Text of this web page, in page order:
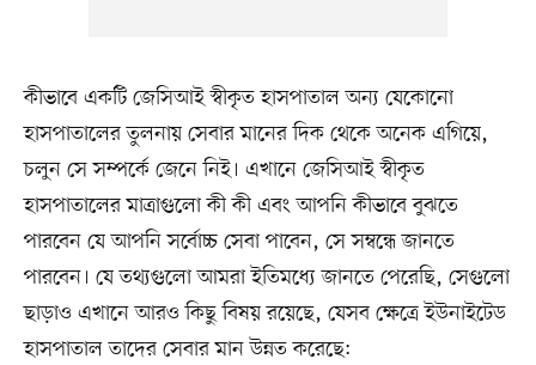
কীভাবে একটি জেসিআই স্বীকৃত হাসপাতাল অন্য যেকোনো
হাসপাতালের তুলনায় সেবার মানের দিক থেকে অনেক এগিয়ে,
চলুন সে সম্পর্কে জেনে নিই। এখানে জেসিআই স্বীকৃত
হাসপাতালের মাত্রাগুলো কী কী এবং আপনি কীভাবে বুঝতে
পারবেন যে আপনি সর্বোচ্চ সেবা পাবেন, সে সম্বন্ধে জানতে
পারবেন। যে তথ্যগুলো আমরা ইতিমধ্যে জানতে পেরেছি, সেগুলো
ছাড়াও এখানে আরও কিছু বিষয় রয়েছে, যেসব ক্ষেত্রে ইউনাইটেড
হাসপাতাল তাদের সেবার মান উন্নত করেছে: